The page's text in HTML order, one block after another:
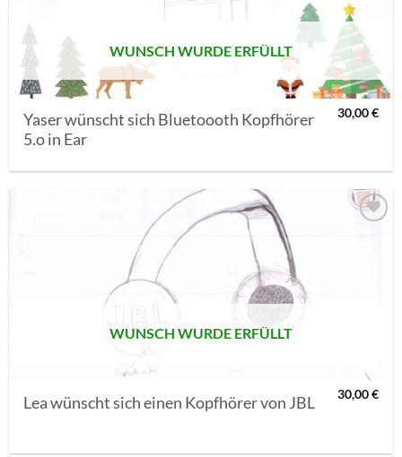
WUNSCH WURDE ERFÜLLT
Yaser wünscht sich Bluetoooth Kopfhörer
5.o in Ear
30,00€
WUNSCH WURDE ERFÜLLT
Lea wünscht sich einen Kopfhörer von JBL 30,00€